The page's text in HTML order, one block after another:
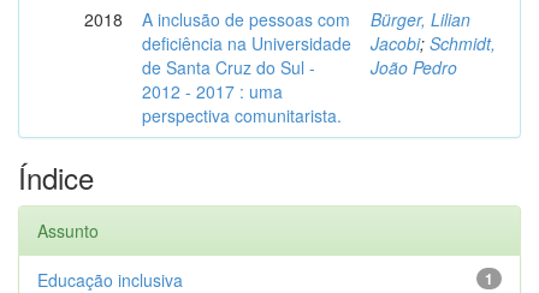
2018
A inclusão de pessoas com
deficiência na Universidade
de Santa Cruz do Sul -
2012 - 2017 : uma
perspectiva comunitarista.
Bürger, Lilian
Jacobi; Schmidt,
João Pedro
Índice
Assunto
1
Educação inclusiva